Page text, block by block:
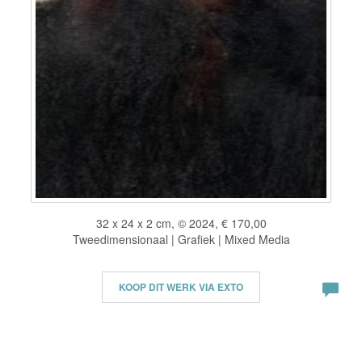
32 x 24 x 2 cm, © 2024, € 170,00
Tweedimensionaal | Grafiek | Mixed Media
KOOP DIT WERK VIA EXTO